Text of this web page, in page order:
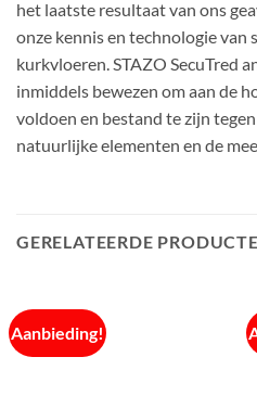
het laatste resultaat van ons
onze kennis en technologie van
kurkvloeren. STAZO SecuTred
inmiddels bewezen om aan de
voldoen en bestand te zijn
natuurlijke elementen en de
GERELATEERDE
Aanbieding!